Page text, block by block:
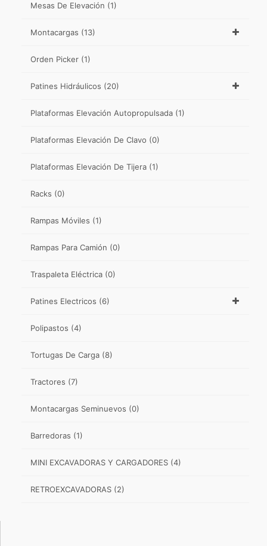
Mesas De Elevación (1)
Montacargas (13)
Orden Picker (1)
Patines Hidráulicos (20)
Plataformas Elevación Autopropulsada (1)
Plataformas Elevación De Clavo (0)
Plataformas Elevación De Tijera (1)
Racks (0)
Rampas Móviles (1)
Rampas Para Camión (0)
Traspaleta Eléctrica (0)
Patines Electricos (6)
Polipastos (4)
Tortugas De Carga (8)
Tractores (7)
Montacargas Seminuevos (0)
Barredoras (1)
MINI EXCAVADORAS Y CARGADORES (4)
RETROEXCAVADORAS (2)